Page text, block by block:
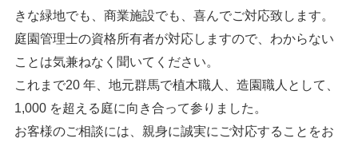
きな緑地でも、商業施設でも、喜んでご対応致します。
庭園管理士の資格所有者が対応しますので、わからない
ことは気兼ねなく聞いてください。
これまで20 年、地元群馬で植木職人、造園職人として、
1,000 を超える庭に向き合って参りました。
お客様のご相談には、親身に誠実にご対応することをお